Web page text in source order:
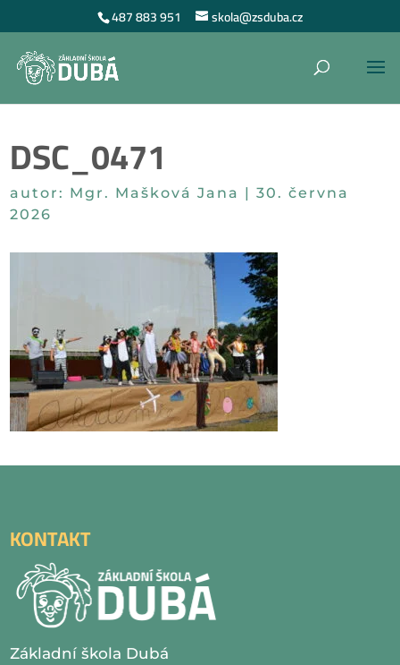
487 883 951 skola@zsduba.cz
DSC_0471
autor: Mgr. Mašková Jana |30. června
2026
KONTAKT
Základní škola Dubá